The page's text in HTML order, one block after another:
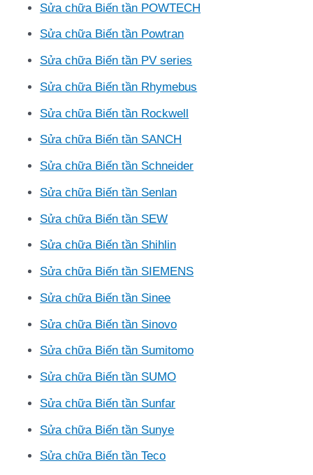
Sửa chữa Biến tần POWTECH
Sửa chữa Biến tần Powtran
Sửa chữa Biến tần PV series
Sửa chữa Biến tần Rhymebus
Sửa chữa Biến tần Rockwell
Sửa chữa Biến tần SANCH
Sửa chữa Biến tần Schneider
Sửa chữa Biến tần Senlan
Sửa chữa Biến tần SEW
Sửa chữa Biến tần Shihlin
Sửa chữa Biến tần SIEMENS
Sửa chữa Biến tần Sinee
Sửa chữa Biến tần Sinovo
Sửa chữa Biến tần Sumitomo
Sửa chữa Biến tần SUMO
Sửa chữa Biến tần Sunfar
Sửa chữa Biến tần Sunye
Sửa chữa Biến tần Teco